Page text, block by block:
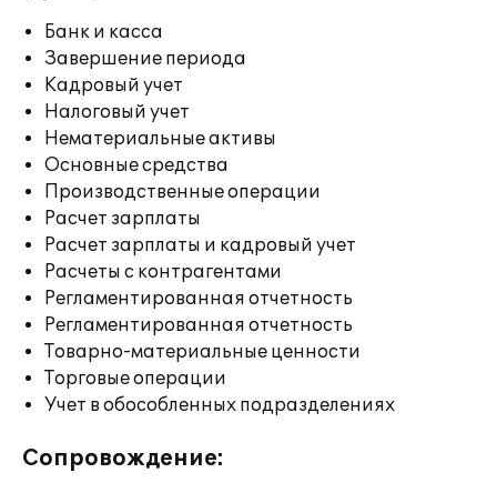
Банк и касса
Завершение периода
Кадровый учет
Налоговый учет
Нематериальные активы
Основные средства
Производственные операции
Расчет зарплаты
Расчет зарплаты и кадровый учет
Расчеты с контрагентами
Регламентированная отчетность
Регламентированная отчетность
Товарно-материальные ценности
Торговые операции
Учет в обособленных подразделениях
Сопровождение: